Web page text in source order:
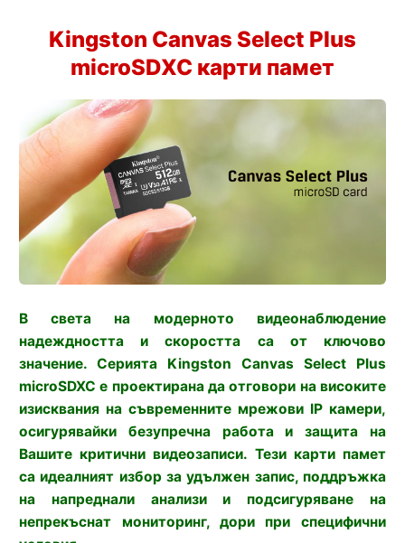
Kingston Canvas Select Plus
microSDXC карти памет
В света на модерното видеонаблюдение
надеждността и скоростта са от ключово
значение. Серията Kingston Canvas Select Plus
microSDXC е проектирана да отговори на високите
изисквания на съвременните мрежови IP камери,
осигурявайки безупречна работа и защита на
Вашите критични видеозаписи. Тези карти памет
са идеалният избор за удължен запис, поддръжка
на напреднали анализи и подсигуряване на
непрекъснат мониторинг, дори при специфични